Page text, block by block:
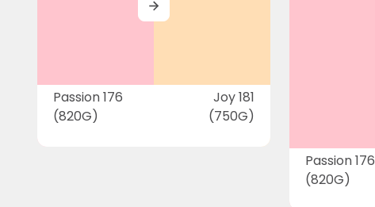
Passion 176
(820G)
Joy 181
(750G)
MORE
Passion 176
(820G)